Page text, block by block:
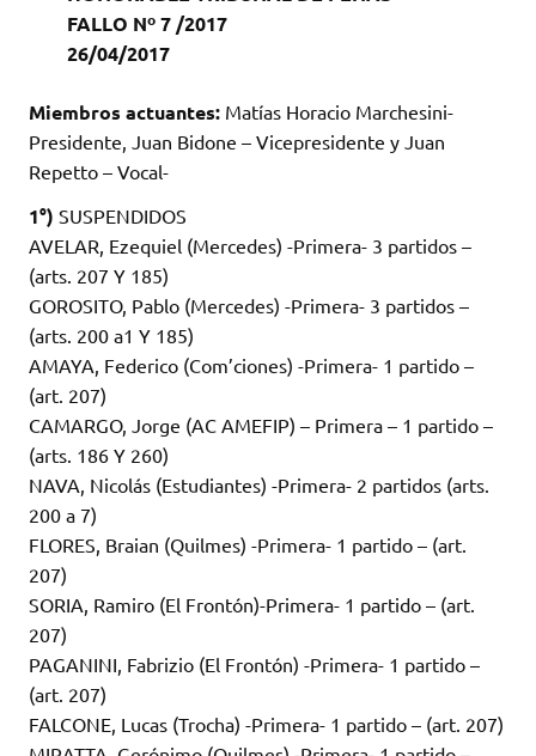
FALLO Nº 7 /2017
26/04/2017
Miembros actuantes: Matías Horacio Marchesini-
Presidente, Juan Bidone – Vicepresidente y Juan
Repetto – Vocal-
1°) SUSPENDIDOS
AVELAR, Ezequiel (Mercedes) -Primera- 3 partidos –
(arts. 207 Y 185)
GOROSITO, Pablo (Mercedes) -Primera- 3 partidos –
(arts. 200 a1 Y 185)
AMAYA, Federico (Com’ciones) -Primera- 1 partido –
(art. 207)
CAMARGO, Jorge (AC AMEFIP) – Primera – 1 partido –
(arts. 186 Y 260)
NAVA, Nicolás (Estudiantes) -Primera- 2 partidos (arts.
200 a 7)
FLORES, Braian (Quilmes) -Primera- 1 partido – (art.
207)
SORIA, Ramiro (El Frontón)-Primera- 1 partido – (art.
207)
PAGANINI, Fabrizio (El Frontón) -Primera- 1 partido –
(art. 207)
FALCONE, Lucas (Trocha) -Primera- 1 partido – (art. 207)